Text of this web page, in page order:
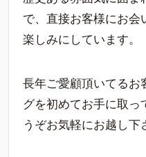
で、直接お客様にお会
楽しみにしています。
長年ご愛顧頂いてるお
グを初めてお手に取
うぞお気軽にお越し下